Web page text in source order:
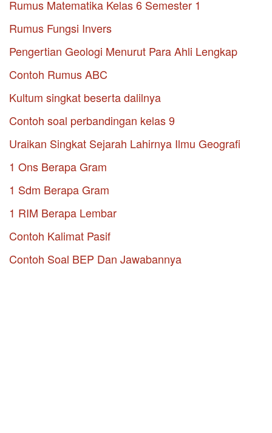
Rumus Matematika Kelas 6 Semester 1
Rumus Fungsi Invers
Pengertian Geologi Menurut Para Ahli Lengkap
Contoh Rumus ABC
Kultum singkat beserta dalilnya
Contoh soal perbandingan kelas 9
Uraikan Singkat Sejarah Lahirnya Ilmu Geografi
1 Ons Berapa Gram
1 Sdm Berapa Gram
1 RIM Berapa Lembar
Contoh Kalimat Pasif
Contoh Soal BEP Dan Jawabannya